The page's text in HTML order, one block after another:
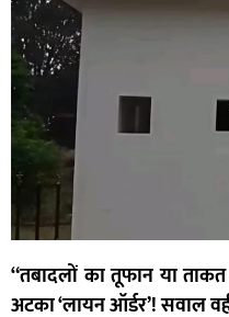
“तबादलों का तूफान या
अटका ‘लायन ऑर्डर’! सवाल